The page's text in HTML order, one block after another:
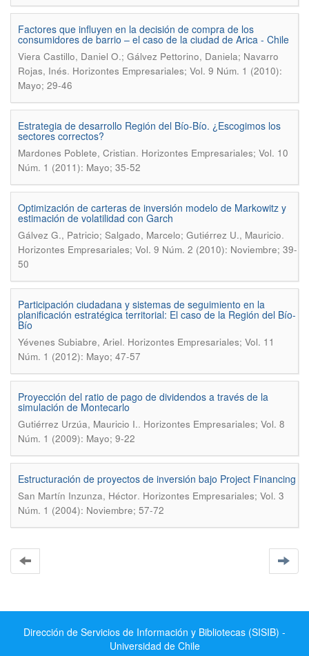
Factores que influyen en la decisión de compra de los
consumidores de barrio – el caso de la ciudad de Arica - Chile
Viera Castillo, Daniel O.; Gálvez Pettorino, Daniela; Navarro
Rojas, Inés. Horizontes Empresariales; Vol. 9 Núm. 1 (2010):
Mayo; 29-46
Estrategia de desarrollo Región del Bío-Bío. ¿Escogimos los
sectores correctos?
Mardones Poblete, Cristian. Horizontes Empresariales; Vol. 10
Núm. 1 (2011): Mayo; 35-52
Optimización de carteras de inversión modelo de Markowitz y
estimación de volatilidad con Garch
Gálvez G., Patricio; Salgado, Marcelo; Gutiérrez U., Mauricio.
Horizontes Empresariales; Vol. 9 Núm. 2 (2010): Noviembre; 39-
50
Participación ciudadana y sistemas de seguimiento en la
planificación estratégica territorial: El caso de la Región del Bío-
Bío
Yévenes Subiabre, Ariel. Horizontes Empresariales; Vol. 11
Núm. 1 (2012): Mayo; 47-57
Proyección del ratio de pago de dividendos a través de la
simulación de Montecarlo
Gutiérrez Urzúa, Mauricio I.. Horizontes Empresariales; Vol. 8
Núm. 1 (2009): Mayo; 9-22
Estructuración de proyectos de inversión bajo Project Financing
San Martín Inzunza, Héctor. Horizontes Empresariales; Vol. 3
Núm. 1 (2004): Noviembre; 57-72
Dirección de Servicios de Información y Bibliotecas (SISIB) -
Universidad de Chile